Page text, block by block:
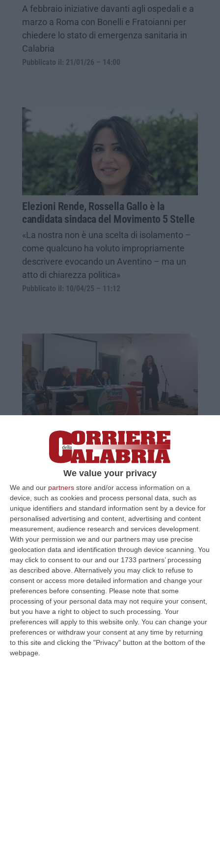
We value your privacy
We and our partners store and/or access information on a
device, such as cookies and process personal data, such as
unique identifiers and standard information sent by a device for
personalised advertising and content, advertising and content
measurement, audience research and services development.
With your permission we and our partners may use precise
geolocation data and identification through device scanning. You
may click to consent to our and our 1733 partners’ processing
as described above. Alternatively you may click to refuse to
consent or access more detailed information and change your
preferences before consenting.
Please note that some
processing of your personal data may not require your consent,
but you have a right to object to such processing. Your
preferences will apply to this website only. You can change your
preferences or withdraw your consent at any time by returning
to this site and clicking the "Privacy" button at the bottom of the
webpage.
A febbraio iniziative davanti agli ospedali e a
marzo a Roma con Bonelli e Fratoianni per
chiedere lo stato di emergenza sanitaria in
Calabria
Pubblicato il: 21/01/26 – 14:00
Elezioni Rende, Rossella Gallo è la
candidata sindaca del Movimento 5 Stelle
«La nostra non è una scelta di isolamento –
come qualcuno ha voluto impropriamente
descrivere evocando un Aventino – ma un
atto di chiarezza politica»
Pubblicato il: 10/04/25 – 11:12
Bonifica Sin di Crotone, Avs: «Le
discariche calabresi dismesse non restino
una promessa non mantenuta»
Il futuro del sito ex Eni e i riflessi sulla salute
pubblica: preoccupante l’aumento dei casi di
malattie oncologiche legato all’inquinamento
Pubblicato il: 02/04/25 – 16:29
Elezioni a Corigliano Rossano, Pd: «I Verdi